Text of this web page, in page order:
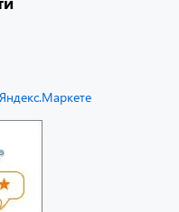
Яндекс.Маркете